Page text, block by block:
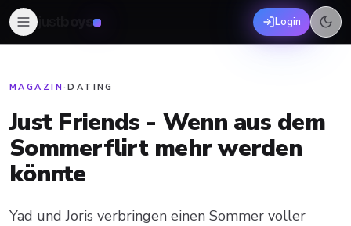
boys Login
MAGAZIN ·DATING
Just Friends - Wenn aus dem
Sommerflirt mehr werden
könnte
Yad und Joris verbringen einen Sommer voller